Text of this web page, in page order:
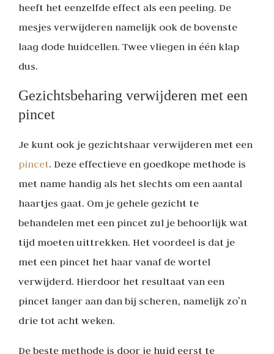
heeft het eenzelfde effect als een peeling. De
mesjes verwijderen namelijk ook de bovenste
laag dode huidcellen. Twee vliegen in één klap
dus.
Gezichtsbeharing verwijderen met een
pincet
Je kunt ook je gezichtshaar verwijderen met een
pincet. Deze effectieve en goedkope methode is
met name handig als het slechts om een aantal
haartjes gaat. Om je gehele gezicht te
behandelen met een pincet zul je behoorlijk wat
tijd moeten uittrekken. Het voordeel is dat je
met een pincet het haar vanaf de wortel
verwijderd. Hierdoor het resultaat van een
pincet langer aan dan bij scheren, namelijk zo’n
drie tot acht weken.
De beste methode is door je huid eerst te